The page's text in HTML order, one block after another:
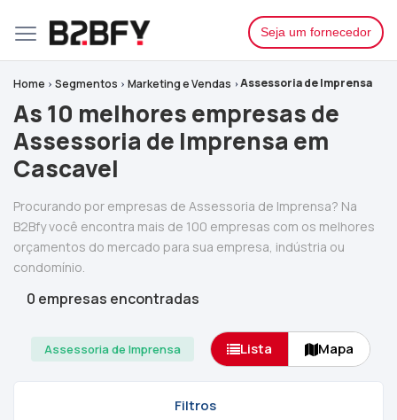
Seja um fornecedor
Home Segmentos Marketing e Vendas Assessoria de Imprensa
As 10 melhores empresas de
Assessoria de Imprensa em
Cascavel
Procurando por empresas de Assessoria de Imprensa? Na
B2Bfy você encontra mais de 100 empresas com os melhores
orçamentos do mercado para sua empresa, indústria ou
condomínio.
0 empresas encontradas
Assessoria de Imprensa Lista Mapa
Filtros